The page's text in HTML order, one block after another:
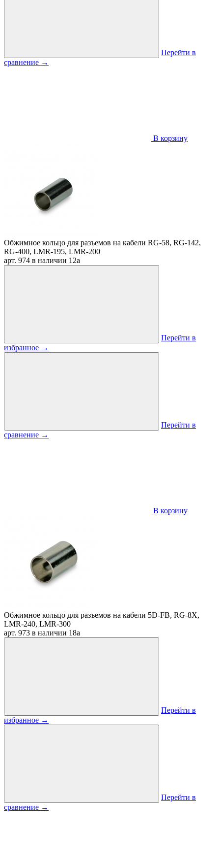
Перейти в
сравнение →
В корзину
Обжимное кольцо для разъемов на кабели RG-58, RG-142,
RG-400, LMR-195, LMR-200
арт. 974 в наличии 12a
Перейти в
избранное →
Перейти в
сравнение →
В корзину
Обжимное кольцо для разъемов на кабели 5D-FB, RG-8X,
LMR-240, LMR-300
арт. 973 в наличии 18a
Перейти в
избранное →
Перейти в
сравнение →